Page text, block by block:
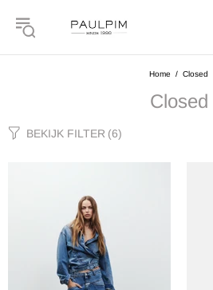
Home Closed
Closed
BEKIJK FILTER (6)